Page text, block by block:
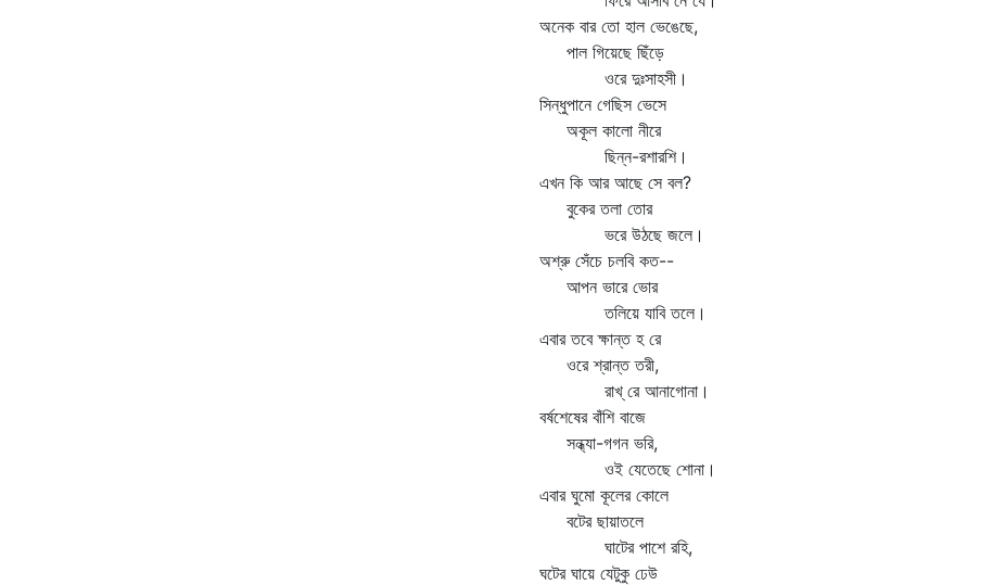
অনেক বার তো হাল ভেঙেছে,
পাল গিয়েছে ছিঁড়ে
ওরে দুঃসাহসী।
সিন্ধুপানে গেছিস ভেসে
অকূল কালো নীরে
ছিন্ন-রশারশি।
এখন কি আর আছে সে বল?
বুকের তলা তোর
ভরে উঠছে জলে।
অশ্রু সেঁচে চলবি কত--
আপন ভারে ভোর
তলিয়ে যাবি তলে।
এবার তবে ক্ষান্ত হ রে
ওরে শ্রান্ত তরী,
রাখ্‌ রে আনাগোনা।
বর্ষশেষের বাঁশি বাজে
সন্ধ্যা-গগন ভরি,
ওই যেতেছে শোনা।
এবার ঘুমো কূলের কোলে
বটের ছায়াতলে
ঘাটের পাশে রহি,
ঘটের ঘায়ে যেটুকু ঢেউ